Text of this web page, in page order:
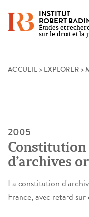
Skip
INSTITUT
ROBERT
Études et
sur le droit et la
ACCUEIL > EXPLORER >
2005
Constitution
d’archives
ayant
1954 et 1962
La constitution
France, avec retard sur